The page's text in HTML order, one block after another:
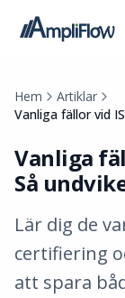
Hem
Artiklar
Vanliga fällor vid
Vanliga
Så
Lär dig de
certifiering
att spara